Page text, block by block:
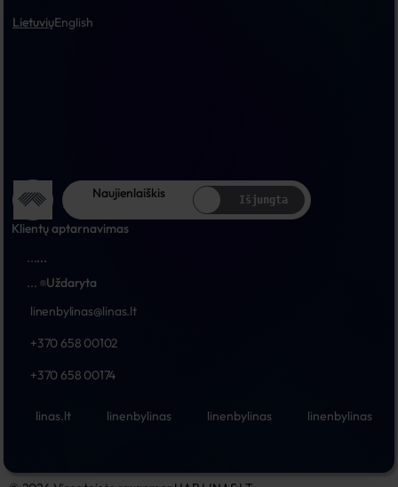
LietuviųEnglish
Naujienlaiškis Išjungta
Klientų aptarnavimas
......
...
Uždaryta
linenbylinas@linas.lt
+370 658 00102
+370 658 00174
linas.lt linenbylinas linenbylinas linenbylinas